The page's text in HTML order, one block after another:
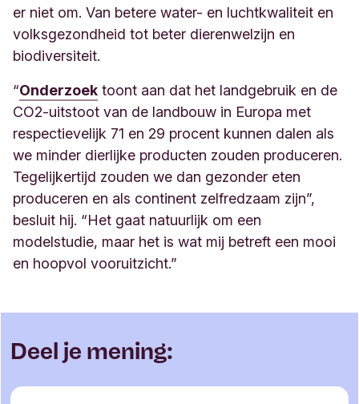
er niet om. Van betere water- en luchtkwaliteit en
volksgezondheid tot beter dierenwelzijn en
biodiversiteit.
“Onderzoek toont aan dat het landgebruik en de
CO2-uitstoot van de landbouw in Europa met
respectievelijk 71 en 29 procent kunnen dalen als
we minder dierlijke producten zouden produceren.
Tegelijkertijd zouden we dan gezonder eten
produceren en als continent zelfredzaam zijn”,
besluit hij. “Het gaat natuurlijk om een
modelstudie, maar het is wat mij betreft een mooi
en hoopvol vooruitzicht.”
Deel je mening: